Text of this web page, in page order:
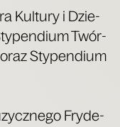
Kul­tu­ry i Dzie­
Twór­
Sty­pen­dium
Fry­de­